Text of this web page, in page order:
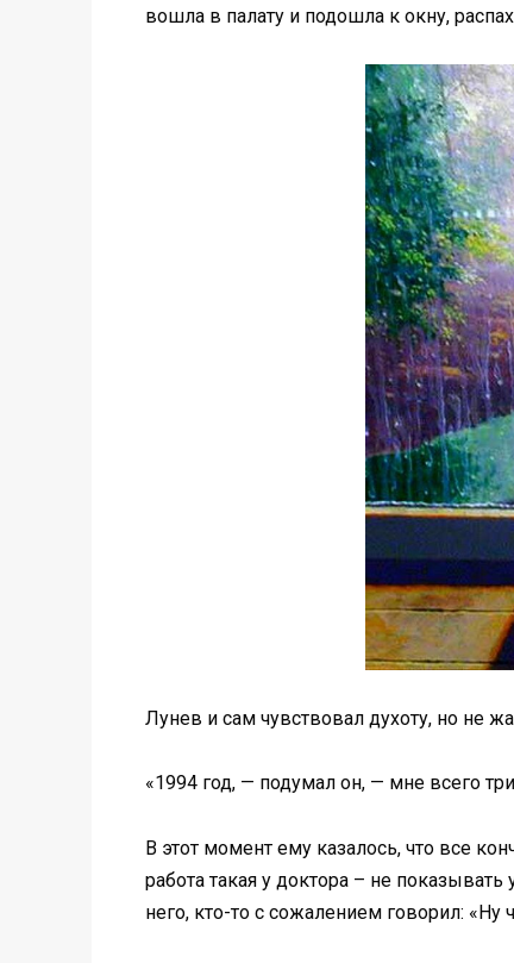
вошла в палату и подошла к окну,
Лунев и сам чувствовал духоту, но не
«1994 год, — подумал он, — мне всего
В этот момент ему казалось, что все
работа такая у доктора – не
него, кто-то с сожалением говорил: «Ну